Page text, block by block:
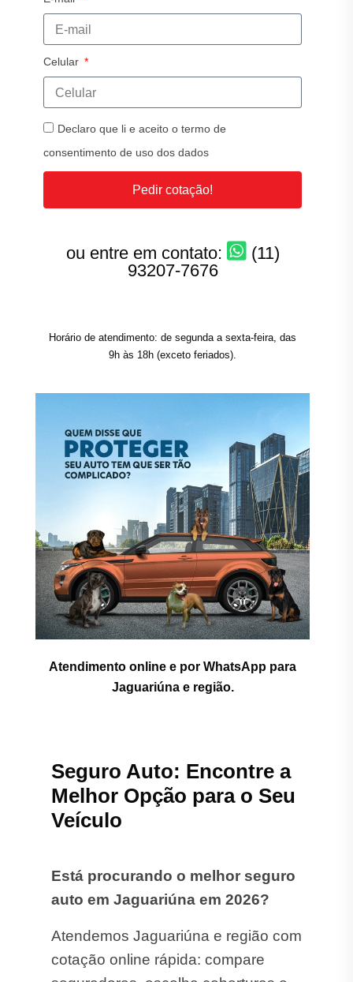
Celular
Declaro que li e aceito o termo de
consentimento de uso dos dados
Pedir cotação!
ou entre em contato:
(11)
93207-7676
Horário de atendimento: de segunda a sexta-feira, das
9h às 18h (exceto feriados).
Atendimento online e por WhatsApp para
Jaguariúna e região.
Seguro Auto: Encontre a
Melhor Opção para o Seu
Veículo
Está procurando o melhor seguro
auto em Jaguariúna em 2026?
Atendemos Jaguariúna e região com
cotação online rápida: compare